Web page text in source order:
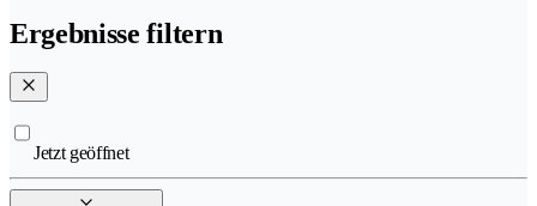
Ergebnisse filtern
Jetzt geöffnet